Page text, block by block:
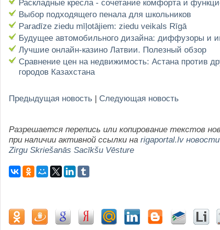
Раскладные кресла - сочетание комфорта и
Выбор подходящего пенала для школьников
Paradīze ziedu mīļotājiem: ziedu veikals Rīgā
Будущее автомобильного дизайна: диффузоры и
Лучшие онлайн-казино Латвии. Полезный обзор
Сравнение цен на недвижимость: Астана против
городов Казахстана
Предыдущая новость | Следующая новость
Разрешается перепись или копирование текстов
при наличии активной ссылки на rigaportal.lv новости
Zirgu Skriešanās Sacīkšu Vēsture